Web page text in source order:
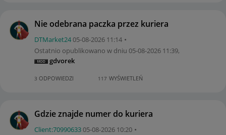
Nie odebrana paczka przez kuriera
DTMarket24‎05-08-2026 11:14
Ostatnio opublikowano w dniu ‎05-08-2026 11:39,
gdvorek
3 ODPOWIEDZI 117 WYŚWIETLEŃ
Gdzie znajde numer do kuriera
Client:70990633‎05-08-2026 10:20